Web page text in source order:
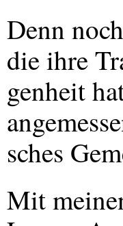
Denn
die ihre
genheit
sches
Mit